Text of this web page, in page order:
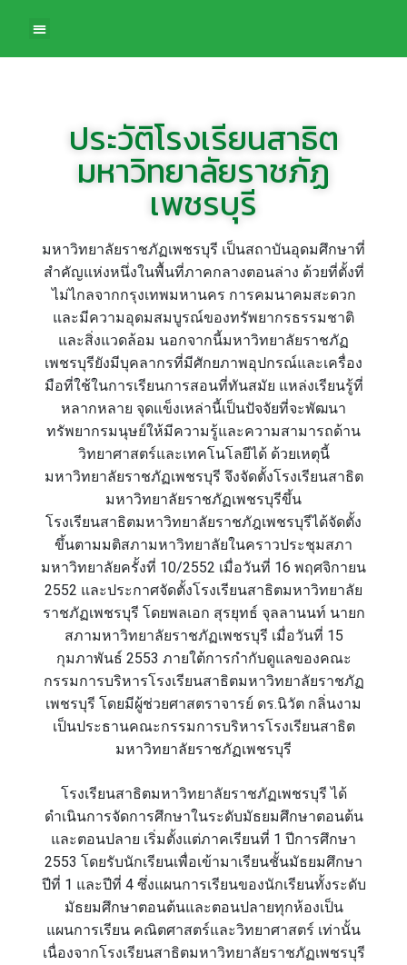
ประวัติโรงเรียนสาธิต
มหาวิทยาลัยราชภัฏ
เพชรบุรี
มหาวิทยาลัยราชภัฏเพชรบุรี เป็นสถาบันอุดมศึกษาที่
สำคัญแห่งหนึ่งในพื้นที่ภาคกลางตอนล่าง ด้วยที่ตั้งที่
ไม่ไกลจากกรุงเทพมหานคร การคมนาคมสะดวก
และมีความอุดมสมบูรณ์ของทรัพยากรธรรมชาติ
และสิ่งแวดล้อม นอกจากนี้มหาวิทยาลัยราชภัฏ
เพชรบุรียังมีบุคลากรที่มีศักยภาพอุปกรณ์และเครื่อง
มือที่ใช้ในการเรียนการสอนที่ทันสมัย แหล่งเรียนรู้ที่
หลากหลาย จุดแข็งเหล่านี้เป็นปัจจัยที่จะพัฒนา
ทรัพยากรมนุษย์ให้มีความรู้และความสามารถด้าน
วิทยาศาสตร์และเทคโนโลยีได้ ด้วยเหตุนี้
มหาวิทยาลัยราชภัฏเพชรบุรี จึงจัดตั้งโรงเรียนสาธิต
มหาวิทยาลัยราชภัฏเพชรบุรีขึ้น
โรงเรียนสาธิตมหาวิทยาลัยราชภัฎเพชรบุรีได้จัดตั้ง
ขึ้นตามมติสภามหาวิทยาลัยในคราวประชุมสภา
มหาวิทยาลัยครั้งที่ 10/2552 เมื่อวันที่ 16 พฤศจิกายน
2552 และประกาศจัดตั้งโรงเรียนสาธิตมหาวิทยาลัย
ราชภัฏเพชรบุรี โดยพลเอก สุรยุทธ์ จุลลานนท์ นายก
สภามหาวิทยาลัยราชภัฏเพชรบุรี เมื่อวันที่ 15
กุมภาพันธ์ 2553 ภายใต้การกำกับดูแลของคณะ
กรรมการบริหารโรงเรียนสาธิตมหาวิทยาลัยราชภัฏ
เพชรบุรี โดยมีผู้ช่วยศาสตราจารย์ ดร.นิวัต กลิ่นงาม
เป็นประธานคณะกรรมการบริหารโรงเรียนสาธิต
มหาวิทยาลัยราชภัฏเพชรบุรี
โรงเรียนสาธิตมหาวิทยาลัยราชภัฏเพชรบุรี ได้
ดำเนินการจัดการศึกษาในระดับมัธยมศึกษาตอนต้น
และตอนปลาย เริ่มตั้งแต่ภาคเรียนที่ 1 ปีการศึกษา
2553 โดยรับนักเรียนเพื่อเข้ามาเรียนชั้นมัธยมศึกษา
ปีที่ 1 และปีที่ 4 ซึ่งแผนการเรียนของนักเรียนทั้งระดับ
มัธยมศึกษาตอนต้นและตอนปลายทุกห้องเป็น
แผนการเรียน คณิตศาสตร์และวิทยาศาสตร์ เท่านั้น
เนื่องจากโรงเรียนสาธิตมหาวิทยาลัยราชภัฏเพชรบุรี